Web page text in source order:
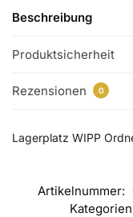
Beschreibung
Produktsicherheit
Rezensionen 0
Lagerplatz WIPP
Artikelnummer: